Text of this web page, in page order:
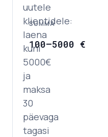
uutele
klientidele:
laena
kuni
5000€
ja
maksa
30
päevaga
tagasi
SUMMA
100–5000 €